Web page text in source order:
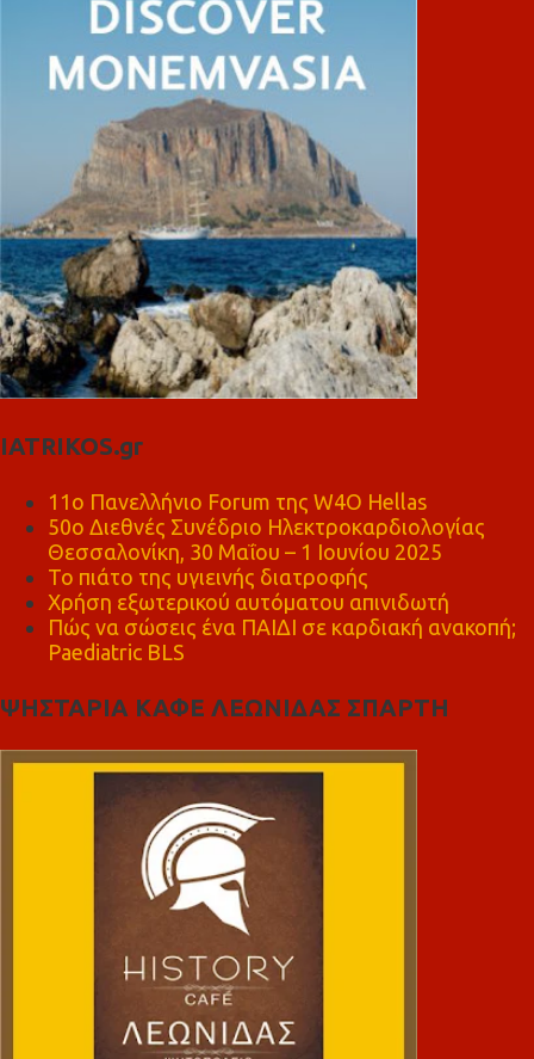
IATRIKOS.gr
11ο Πανελλήνιο Forum της W4O Hellas
50ο Διεθνές Συνέδριο Ηλεκτροκαρδιολογίας
Θεσσαλονίκη, 30 Μαΐου – 1 Ιουνίου 2025
Το πιάτο της υγιεινής διατροφής
Χρήση εξωτερικού αυτόματου απινιδωτή
Πώς να σώσεις ένα ΠΑΙΔΙ σε καρδιακή ανακοπή;
Paediatric BLS
ΨΗΣΤΑΡΙΑ ΚΑΦΕ ΛΕΩΝΙΔΑΣ ΣΠΑΡΤΗ